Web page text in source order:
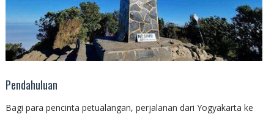
Pendahuluan
Bagi para pencinta petualangan, perjalanan dari Yogyakarta ke